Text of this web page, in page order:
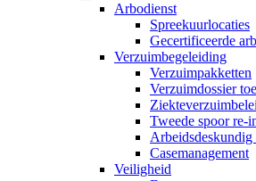
Arbodienst
Spreekuurlocaties
Gecertificeerde
Verzuimbegeleiding
Verzuimpakketten
Verzuimdossier
Tweede spoor re-
Arbeidsdeskundig
Casemanagement
Veiligheid